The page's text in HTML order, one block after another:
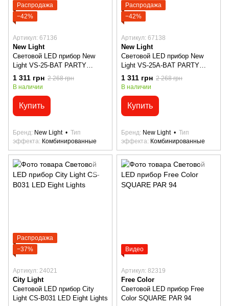
Распродажа
−42%
Артикул: 67136
New Light
Световой LED прибор New
Light VS-25-BAT PARTY
EFFECT LIGHT
1 311 грн 2 268 грн
В наличии
Купить
Бренд New Light
Тип
эффекта Комбинированные
Распродажа
−42%
Артикул: 67138
New Light
Световой LED прибор New
Light VS-25A-BAT PARTY
EFFECT LIGHT
1 311 грн 2 268 грн
В наличии
Купить
Бренд New Light
Тип
эффекта Комбинированные
Распродажа
−37%
Артикул: 24021
City Light
Световой LED прибор City
Light CS-B031 LED Eight Lights
Видео
Артикул: 82319
Free Color
Световой LED прибор Free
Color SQUARE PAR 94